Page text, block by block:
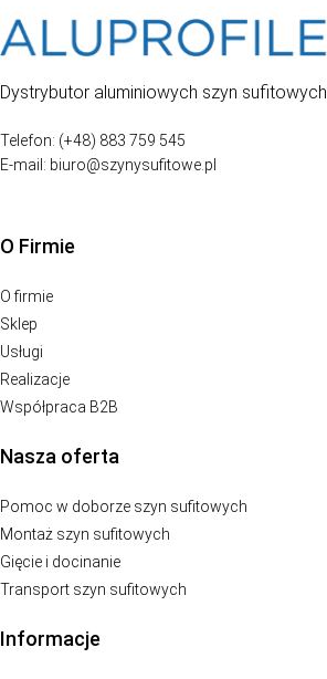
Dystrybutor aluminiowych szyn sufitowych
Telefon: (+48) 883 759 545
E-mail: biuro@szynysufitowe.pl
O Firmie
O firmie
Sklep
Usługi
Realizacje
Współpraca B2B
Nasza oferta
Pomoc w doborze szyn sufitowych
Montaż szyn sufitowych
Gięcie i docinanie
Transport szyn sufitowych
Informacje